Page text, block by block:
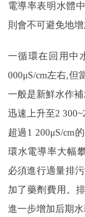
電導率表明水體
則會不可避免地
一循環在回用中
000μS/cm左右,但
一般是新鮮水作
迅速上升至2
超過1 200μS/cm
環水電導率大幅
必須進行適量排
加了藥劑費用。
進一步增加后期水